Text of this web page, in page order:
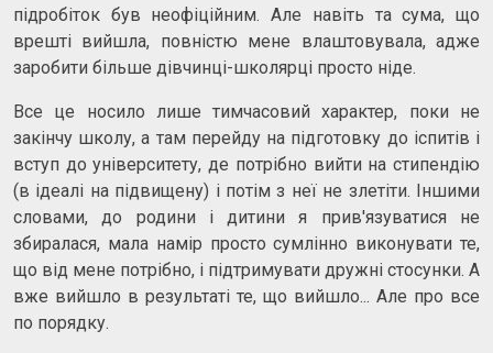
підробіток був неофіційним. Але навіть та сума, що
врешті вийшла, повністю мене влаштовувала, адже
заробити більше дівчинці-школярці просто ніде.
Все це носило лише тимчасовий характер, поки не
закінчу школу, а там перейду на підготовку до іспитів і
вступ до університету, де потрібно вийти на стипендію
(в ідеалі на підвищену) і потім з неї не злетіти. Іншими
словами, до родини і дитини я прив'язуватися не
збиралася, мала намір просто сумлінно виконувати те,
що від мене потрібно, і підтримувати дружні стосунки. А
вже вийшло в результаті те, що вийшло... Але про все
по порядку.